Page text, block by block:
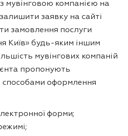
мувінговою компанією на
заявку на сайті
замовлення послуги
Київ» будь-яким іншим
мувінгових компаній
пропонують
способами оформлення
форми;